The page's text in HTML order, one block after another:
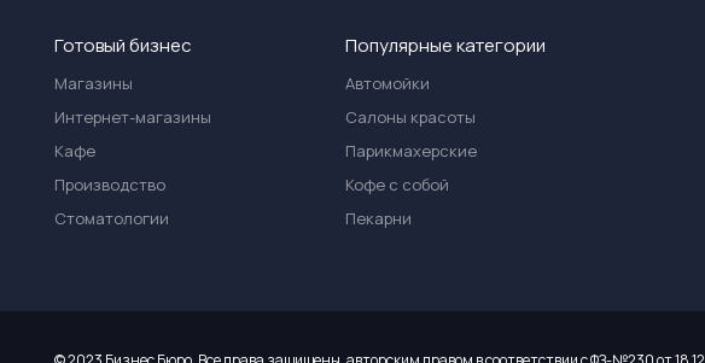
Готовый бизнес
Магазины
Интернет-магазины
Кафе
Производство
Стоматологии
Популярные категории
Автомойки
Салоны красоты
Парикмахерские
Кофе с собой
Пекарни